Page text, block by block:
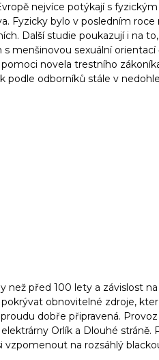
nejvíce potýkají s
Fyzicky bylo v posledním roce
Další studie poukazují i na
menšinovou sexuální
novela trestního
podle odborníků stále v
před 100 lety a závislost
obnovitelné zdroje,
dobře připravená.
Orlík a Dlouhé stráně.
na rozsáhlý